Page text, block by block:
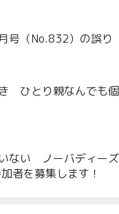
号（No.832）の誤り
ひとり親なんでも個
ない ノーバディー
者を募集します！